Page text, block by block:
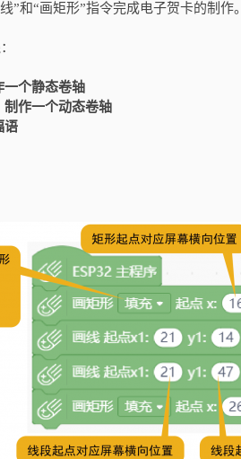
”和“画矩形”指令完成电子贺卡的制作。
一个静态卷轴
制作一个动态卷轴
语